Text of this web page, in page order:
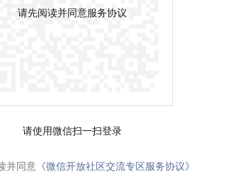
请先阅读并同意服务协议
请使用微信扫一扫登录
并同意 《微信开放社区交流专区服务协议》